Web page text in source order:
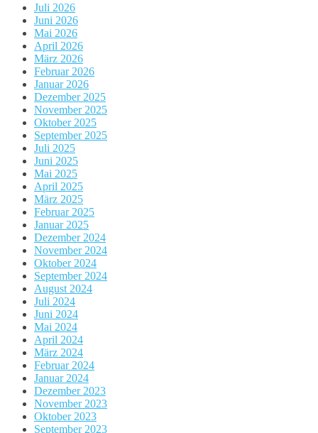
Juli 2026
Juni 2026
Mai 2026
April 2026
März 2026
Februar 2026
Januar 2026
Dezember 2025
November 2025
Oktober 2025
September 2025
Juli 2025
Juni 2025
Mai 2025
April 2025
März 2025
Februar 2025
Januar 2025
Dezember 2024
November 2024
Oktober 2024
September 2024
August 2024
Juli 2024
Juni 2024
Mai 2024
April 2024
März 2024
Februar 2024
Januar 2024
Dezember 2023
November 2023
Oktober 2023
September 2023